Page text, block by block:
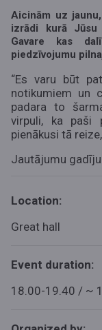
Aicinām uz
izrādi kurā Jūsu
Gavare kas
piedzīvojumu
“Es varu būt
notikumiem un
padara to
virpuli, ka paši
pienākusi tā
Jautājumu
Location:
Great hall
Event duration:
18.00-19.40 / ~